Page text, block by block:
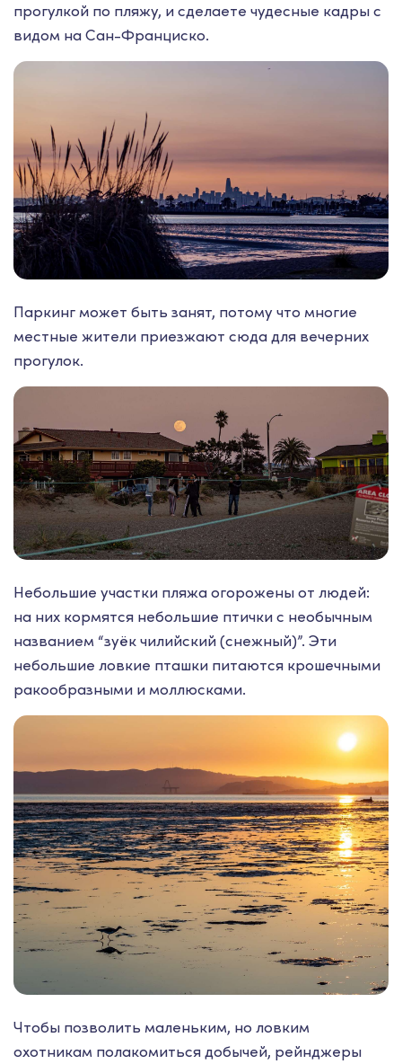
прогулкой по пляжу, и сделаете чудесные кадры с
видом на Сан-Франциско.
Паркинг может быть занят, потому что многие
местные жители приезжают сюда для вечерних
прогулок.
Небольшие участки пляжа огорожены от людей:
на них кормятся небольшие птички с необычным
названием “зуёк чилийский (снежный)”. Эти
небольшие ловкие пташки питаются крошечными
ракообразными и моллюсками.
Чтобы позволить маленьким, но ловким
охотникам полакомиться добычей, рейнджеры